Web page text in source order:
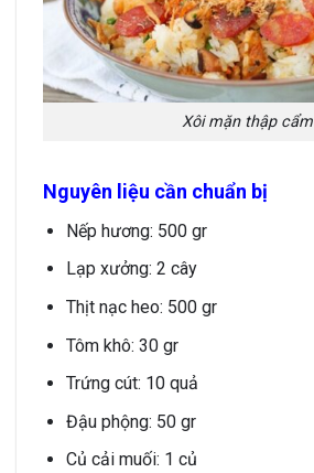
Xôi mặn thập cẩm
Nguyên liệu cần chuẩn bị
Nếp hương: 500 gr
Lạp xưởng: 2 cây
Thịt nạc heo: 500 gr
Tôm khô: 30 gr
Trứng cút: 10 quả
Đậu phộng: 50 gr
Củ cải muối: 1 củ